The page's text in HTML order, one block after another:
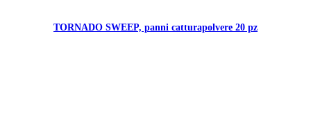
TORNADO SWEEP, panni catturapolvere 20 pz